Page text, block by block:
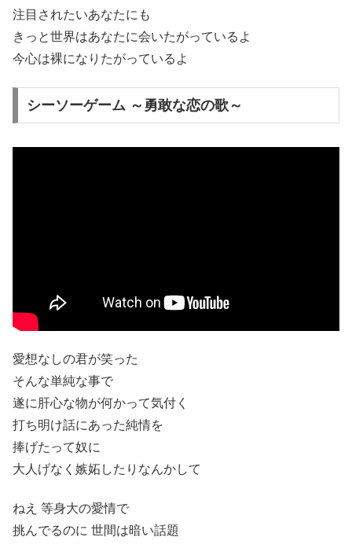
注目されたいあなたにも
きっと世界はあなたに会いたがっているよ
今心は裸になりたがっているよ
シーソーゲーム ～勇敢な恋の歌～
愛想なしの君が笑った
そんな単純な事で
遂に肝心な物が何かって気付く
打ち明け話にあった純情を
捧げたって奴に
大人げなく嫉妬したりなんかして
ねえ 等身大の愛情で
挑んでるのに 世間は暗い話題